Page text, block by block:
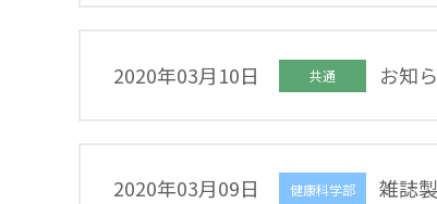
2020年03月10日 共通 お知
2020年03月09日 健康科学部 雑誌